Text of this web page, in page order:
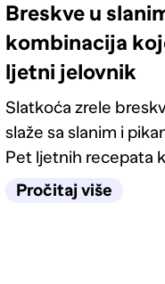
Breskve u
kombinacija
ljetni jelovnik
Slatkoća zrele
slaže sa slanim i
Pet ljetnih recepata
kategorije deserta.
Pročitaj više